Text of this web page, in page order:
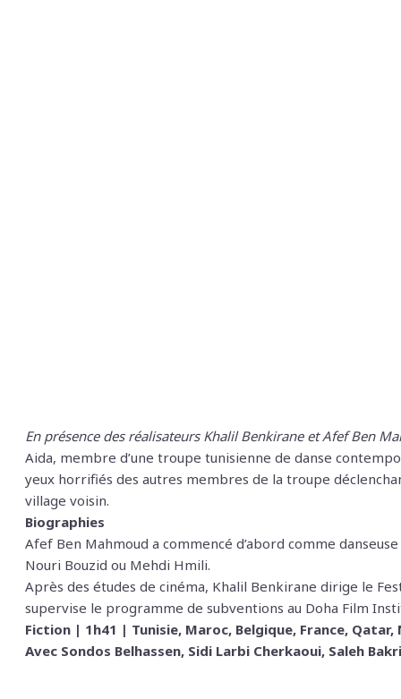
En présence des réalisateurs Khalil Benkirane et Afef Ben
Aida, membre d’une troupe tunisienne de danse
yeux horrifiés des autres membres de la troupe
village voisin.
Biographies
Afef Ben Mahmoud a commencé d’abord comme
Nouri Bouzid ou Mehdi Hmili.
Après des études de cinéma, Khalil Benkirane dirige le
supervise le programme de subventions au Doha Film
Fiction | 1h41 | Tunisie, Maroc, Belgique, France,
Avec Sondos Belhassen, Sidi Larbi Cherkaoui, Saleh